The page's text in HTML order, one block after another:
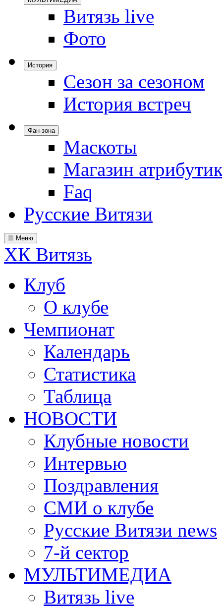
Витязь live
Фото
История
Сезон за сезоном
История встреч
Фан-зона
Маскоты
Магазин
Faq
Русские Витязи
☰ Меню
ХК Витязь
Клуб
О клубе
Чемпионат
Календарь
Статистика
Таблица
НОВОСТИ
Клубные новости
Интервью
Поздравления
СМИ о клубе
Русские Витязи news
7-й сектор
МУЛЬТИМЕДИА
Витязь live